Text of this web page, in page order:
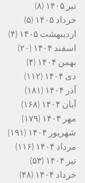
تیر ۱۴۰۵
(۸)
خرداد ۱۴۰۵
(۵)
اردیبهشت ۱۴۰۵
(۴)
اسفند ۱۴۰۴
(۲۰)
بهمن ۱۴۰۴
(۴)
دی ۱۴۰۴
(۱۱۲)
آذر ۱۴۰۴
(۱۸۱)
آبان ۱۴۰۴
(۱۶۸)
مهر ۱۴۰۴
(۱۷۹)
شهریور ۱۴۰۴
(۱۹۱)
مرداد ۱۴۰۴
(۱۱۶)
تیر ۱۴۰۴
(۵۳)
خرداد ۱۴۰۴
(۴۸)